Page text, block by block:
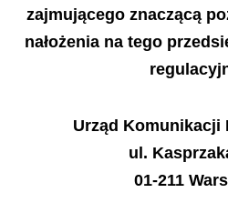
zajmującego znaczącą
nałożenia na tego
Urząd Komunikacji
ul.
01-211